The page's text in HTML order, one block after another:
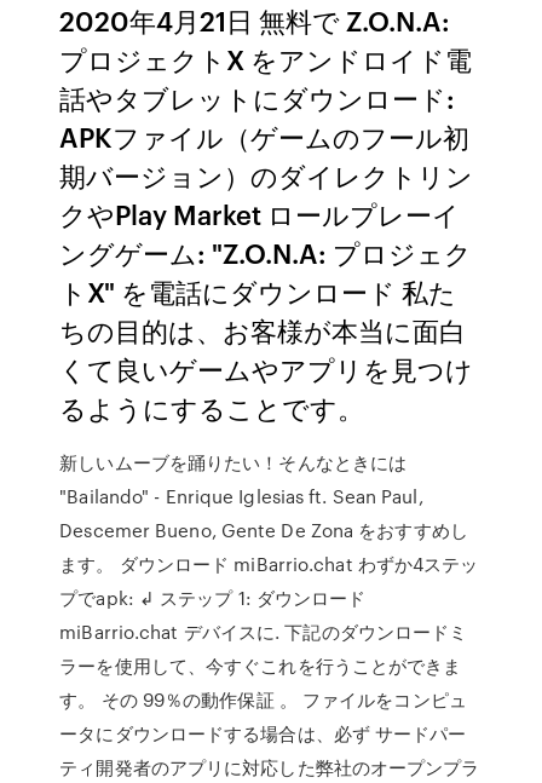
2020年4月21日 無料で Z.O.N.A:
プロジェクトX をアンドロイド電
話やタブレットにダウンロード:
APKファイル（ゲームのフール初
期バージョン）のダイレクトリン
クやPlay Market ロールプレーイ
ングゲーム: "Z.O.N.A: プロジェク
トX" を電話にダウンロード 私た
ちの目的は、お客様が本当に面白
くて良いゲームやアプリを見つけ
るようにすることです。
新しいムーブを踊りたい！そんなときには
"Bailando" - Enrique Iglesias ft. Sean Paul,
Descemer Bueno, Gente De Zona をおすすめし
ます。 ダウンロード miBarrio.chat わずか4ステッ
プでapk: ↲ ステップ 1: ダウンロード
miBarrio.chat デバイスに. 下記のダウンロードミ
ラーを使用して、今すぐこれを行うことができま
す。 その 99％の動作保証 。 ファイルをコンピュ
ータにダウンロードする場合は、必ず サードパー
ティ開発者のアプリに対応した弊社のオープンプラ